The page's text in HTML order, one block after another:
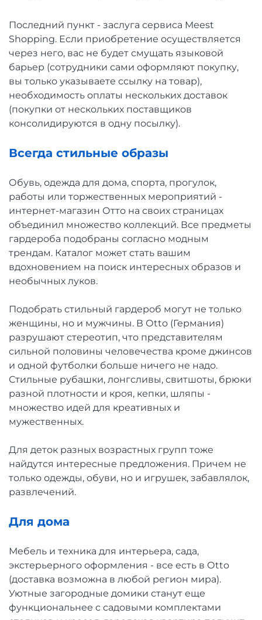
Последний пункт - заслуга сервиса Meest
Shopping. Если приобретение осуществляется
через него, вас не будет смущать языковой
барьер (сотрудники сами оформляют покупку,
вы только указываете ссылку на товар),
необходимость оплаты нескольких доставок
(покупки от нескольких поставщиков
консолидируются в одну посылку).
Всегда стильные образы
Обувь, одежда для дома, спорта, прогулок,
работы или торжественных мероприятий -
интернет-магазин Отто на своих страницах
объединил множество коллекций. Все предметы
гардероба подобраны согласно модным
трендам. Каталог может стать вашим
вдохновением на поиск интересных образов и
необычных луков.
Подобрать стильный гардероб могут не только
женщины, но и мужчины. В Оtto (Германия)
разрушают стереотип, что представителям
сильной половины человечества кроме джинсов
и одной футболки больше ничего не надо.
Стильные рубашки, лонгсливы, свитшоты, брюки
разной плотности и кроя, кепки, шляпы -
множество идей для креативных и
мужественных.
Для деток разных возрастных групп тоже
найдутся интересные предложения. Причем не
только одежды, обуви, но и игрушек, забавлялок,
развлечений.
Для дома
Мебель и техника для интерьера, сада,
экстерьерного оформления - все есть в Оtto
(доставка возможна в любой регион мира).
Уютные загородные домики станут еще
функциональнее с садовыми комплектами